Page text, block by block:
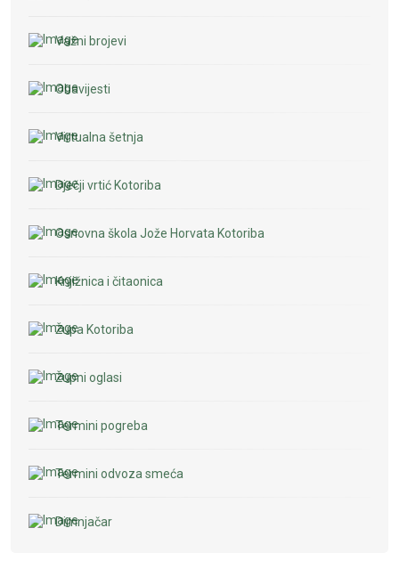
Važni brojevi
Obavijesti
Virtualna šetnja
Dječji vrtić Kotoriba
Osnovna škola Jože Horvata Kotoriba
Knjižnica i čitaonica
Župa Kotoriba
Župni oglasi
Termini pogreba
Termini odvoza smeća
Dimnjačar